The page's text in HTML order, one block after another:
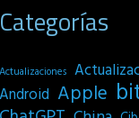
Categorías
Actualizaciones
Android Apple